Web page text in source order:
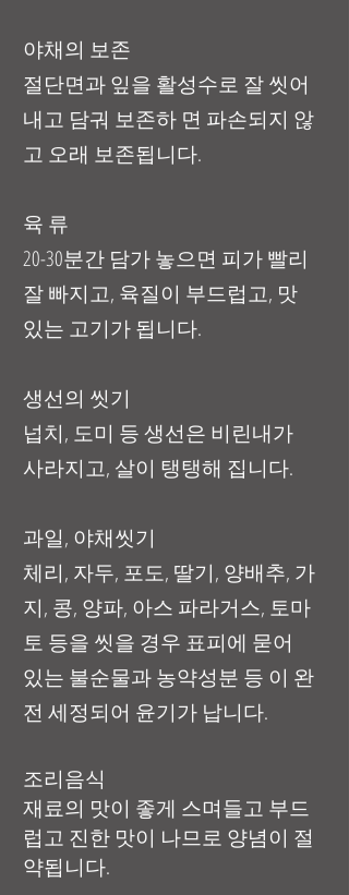
야채의 보존
절단면과 잎을 활성수로 잘 씻어
내고 담궈 보존하 면 파손되지 않
고 오래 보존됩니다.
육 류
20-30분간 담가 놓으면 피가 빨리
잘 빠지고, 육질이 부드럽고, 맛
있는 고기가 됩니다.
생선의 씻기
넙치, 도미 등 생선은 비린내가
사라지고, 살이 탱탱해 집니다.
과일, 야채씻기
체리, 자두, 포도, 딸기, 양배추, 가
지, 콩, 양파, 아스 파라거스, 토마
토 등을 씻을 경우 표피에 묻어
있는 불순물과 농약성분 등 이 완
전 세정되어 윤기가 납니다.
조리음식
재료의 맛이 좋게 스며들고 부드
럽고 진한 맛이 나므로 양념이 절
약됩니다.